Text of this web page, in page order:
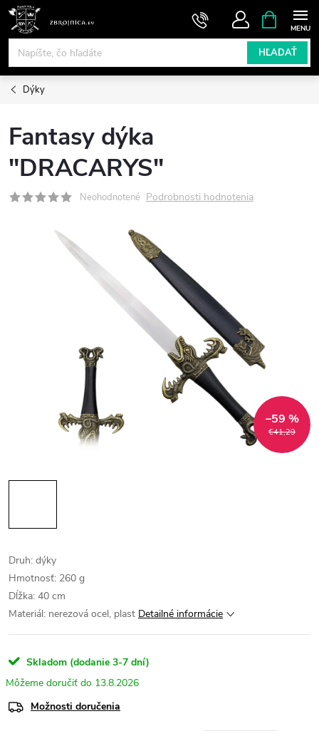
Prejsť
obsah
HĽADAŤ
KOŠÍK
Dýky
Fantasy dýka
"DRACARYS"
Neohodnotené Podrobnosti hodnotenia
€41,29
–59 %
Druh: dýky
Hmotnosť: 260 g
Dĺžka: 40 cm
Materiál: nerezová ocel, plast Detailné informácie
Skladom (dodanie 3-7 dní)
13.8.2026
Možnosti doručenia